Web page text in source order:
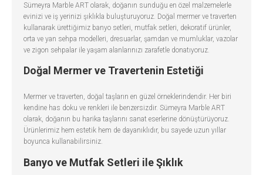
Sümeyra Marble ART olarak, doğanın sunduğu en özel malzemelerle
evinizi ve iş yerinizi şıklıkla buluşturuyoruz. Doğal mermer ve traverten
kullanarak ürettiğimiz banyo setleri, mutfak setleri, dekoratif ürünler,
orta ve yan sehpa modelleri, dresuarlar, şamdan ve mumluklar, vazolar
ve zigon sehpalar ile yaşam alanlarınızı zarafetle donatıyoruz.
Doğal Mermer ve Travertenin Estetiği
Mermer ve traverten, doğal taşların en güzel örneklerindendir. Her biri
kendine has doku ve renkleri ile benzersizdir. Sümeyra Marble ART
olarak, doğanın bu harika taşlarını sanat eserlerine dönüştürüyoruz.
Ürünlerimiz hem estetik hem de dayanıklıdır, bu sayede uzun yıllar
boyunca kullanabilirsiniz.
Banyo ve Mutfak Setleri ile Şıklık